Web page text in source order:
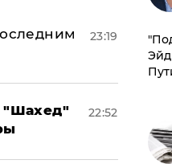
23:19
"Шахед"
22:52